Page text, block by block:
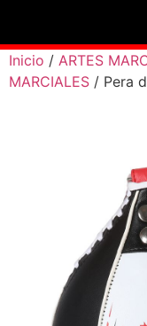
Inicio / ARTES
MARCIALES / Pera